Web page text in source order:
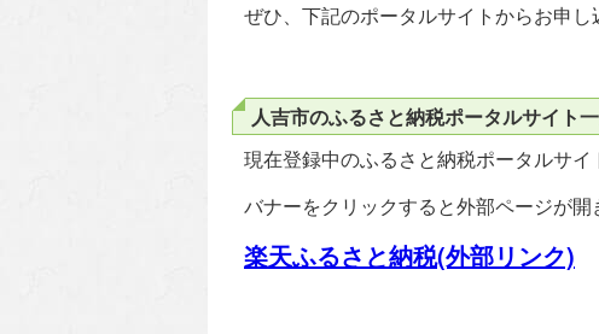
ぜひ、下記のポータルサイトからお申し
人吉市のふるさと納税ポータルサイト
現在登録中のふるさと納税ポータルサイ
バナーをクリックすると外部ページが開
楽天ふるさと納税(外部リンク)